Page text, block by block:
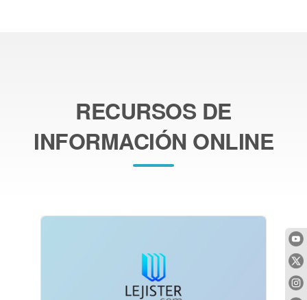
RECURSOS DE
INFORMACIÓN ONLINE